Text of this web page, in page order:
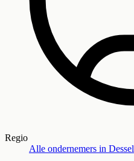
Regio
Alle ondernemers in Dessel